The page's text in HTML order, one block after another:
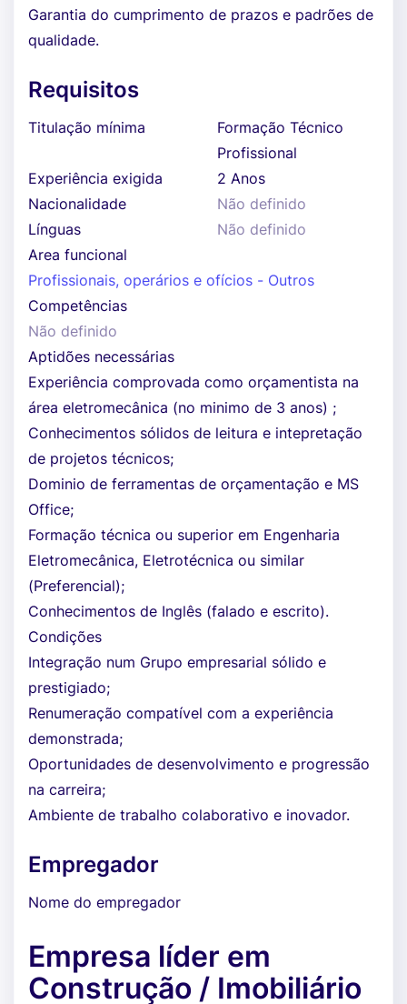
Garantia do cumprimento de prazos e padrões de
qualidade.
Requisitos
Titulação mínima
Formação Técnico
Profissional
Experiência exigida
2 Anos
Nacionalidade
Não definido
Línguas
Não definido
Area funcional
Profissionais, operários e ofícios - Outros
Competências
Não definido
Aptidões necessárias
Experiência comprovada como orçamentista na
área eletromecânica (no minimo de 3 anos) ;
Conhecimentos sólidos de leitura e intepretação
de projetos técnicos;
Dominio de ferramentas de orçamentação e MS
Office;
Formação técnica ou superior em Engenharia
Eletromecânica, Eletrotécnica ou similar
(Preferencial);
Conhecimentos de Inglês (falado e escrito).
Condições
Integração num Grupo empresarial sólido e
prestigiado;
Renumeração compatível com a experiência
demonstrada;
Oportunidades de desenvolvimento e progressão
na carreira;
Ambiente de trabalho colaborativo e inovador.
Empregador
Nome do empregador
Empresa líder em
Construção / Imobiliário